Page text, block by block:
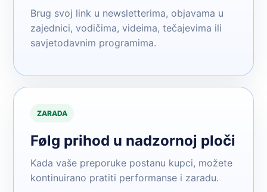
Brug svoj link u newsletterima, objavama u
zajednici, vodičima, videima, tečajevima ili
savjetodavnim programima.
ZARADA
Følg prihod u nadzornoj ploči
Kada vaše preporuke postanu kupci, možete
kontinuirano pratiti performanse i zaradu.